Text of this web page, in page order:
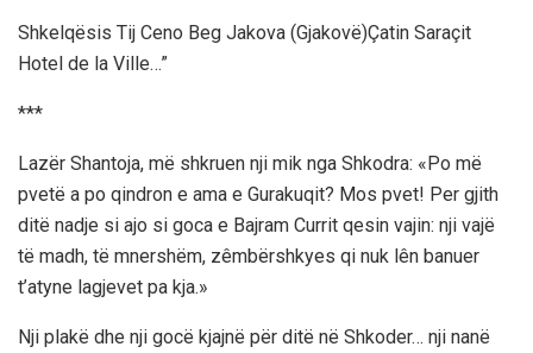
Shkelqësis Tij Ceno Beg Jakova (Gjakovë)Çatin Saraçit
Hotel de la Ville…”
***
Lazër Shantoja, më shkruen nji mik nga Shkodra: «Po më
pvetë a po qindron e ama e Gurakuqit? Mos pvet! Per gjith
ditë nadje si ajo si goca e Bajram Currit qesin vajin: nji vajë
të madh, të mnershëm, zêmbërshkyes qi nuk lên banuer
t’atyne lagjevet pa kja.»
Nji plakë dhe nji gocë kjajnë për ditë në Shkoder… nji nanë